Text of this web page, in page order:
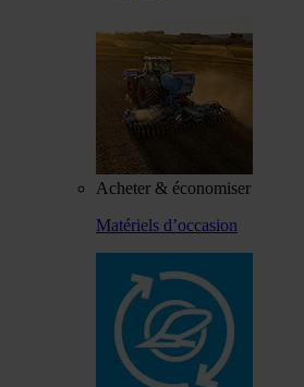
Acheter & économiser
Matériels d’occasion